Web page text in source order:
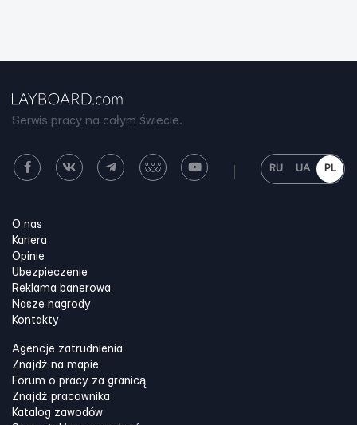
Serwis pracy na całym świecie.
RU UA PL
O nas
Kariera
Opinie
Ubezpieczenie
Reklama banerowa
Nasze nagrody
Kontakty
Agencje zatrudnienia
Znajdź na mapie
Forum o pracy za granicą
Znajdź pracownika
Katalog zawodów